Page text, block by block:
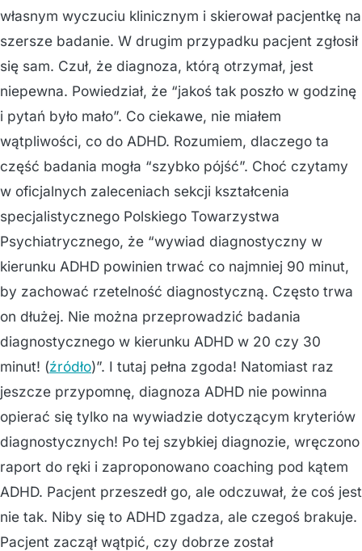
własnym wyczuciu klinicznym i skierował pacjentkę na
szersze badanie. W drugim przypadku pacjent zgłosił
się sam. Czuł, że diagnoza, którą otrzymał, jest
niepewna. Powiedział, że “jakoś tak poszło w godzinę
i pytań było mało”. Co ciekawe, nie miałem
wątpliwości, co do ADHD. Rozumiem, dlaczego ta
część badania mogła “szybko pójść”. Choć czytamy
w oficjalnych zaleceniach sekcji kształcenia
specjalistycznego Polskiego Towarzystwa
Psychiatrycznego, że “wywiad diagnostyczny w
kierunku ADHD powinien trwać co najmniej 90 minut,
by zachować rzetelność diagnostyczną. Często trwa
on dłużej. Nie można przeprowadzić badania
diagnostycznego w kierunku ADHD w 20 czy 30
minut! (źródło)”. I tutaj pełna zgoda! Natomiast raz
jeszcze przypomnę, diagnoza ADHD nie powinna
opierać się tylko na wywiadzie dotyczącym kryteriów
diagnostycznych! Po tej szybkiej diagnozie, wręczono
raport do ręki i zaproponowano coaching pod kątem
ADHD. Pacjent przeszedł go, ale odczuwał, że coś jest
nie tak. Niby się to ADHD zgadza, ale czegoś brakuje.
Pacjent zaczął wątpić, czy dobrze został